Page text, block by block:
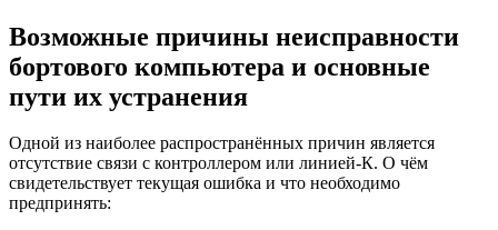
Возможные причины неисправности
бортового компьютера и основные
пути их устранения
Одной из наиболее распространённых причин является
отсутствие связи с контроллером или линией-К. О чём
свидетельствует текущая ошибка и что необходимо
предпринять: